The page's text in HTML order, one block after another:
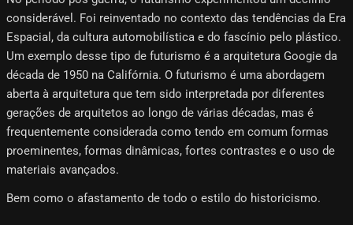
considerável. Foi reinventado no contexto das tendências da Era
Espacial, da cultura automobilística e do fascínio pelo plástico.
Um exemplo desse tipo de futurismo é a arquitetura Googie da
década de 1950 na Califórnia. O futurismo é uma abordagem
aberta à arquitetura que tem sido interpretada por diferentes
gerações de arquitetos ao longo de várias décadas, mas é
frequentemente considerada como tendo em comum formas
proeminentes, formas dinâmicas, fortes contrastes e o uso de
materiais avançados.
Bem como o afastamento de todo o estilo do historicismo.